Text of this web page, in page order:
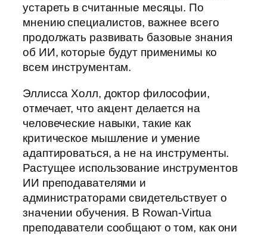
устареть в считанные месяцы. По
мнению специалистов, важнее всего
продолжать развивать базовые знания
об ИИ, которые будут применимы ко
всем инструментам.
Эллисса Холл, доктор философии,
отмечает, что акцент делается на
человеческие навыки, такие как
критическое мышление и умение
адаптироваться, а не на инструменты.
Растущее использование инструментов
ИИ преподавателями и
администраторами свидетельствует о
значении обучения. В Rowan-Virtua
преподаватели сообщают о том, как они